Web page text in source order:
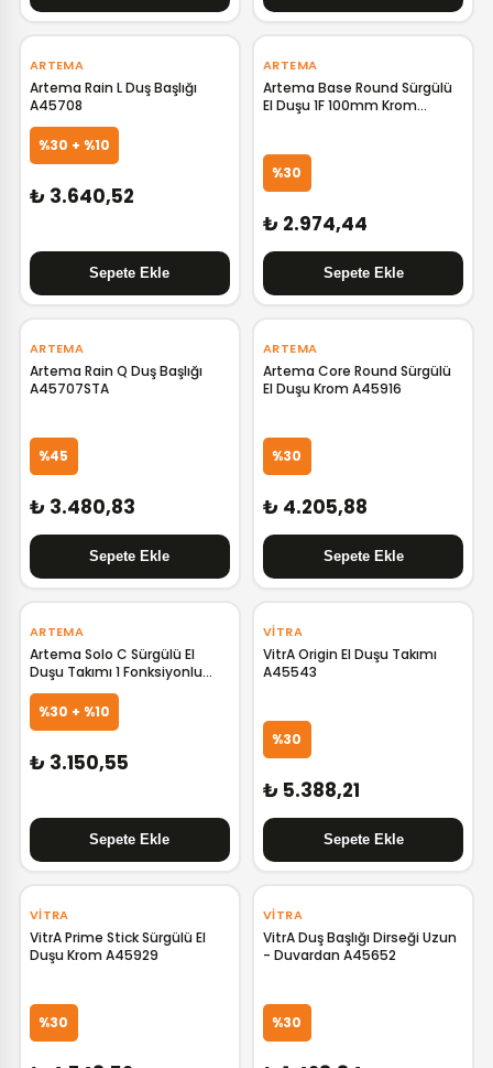
ARTEMA
Artema Rain L Duş Başlığı
A45708
%30 + %10
₺ 3.640,52
ARTEMA
Artema Base Round Sürgülü
El Duşu 1F 100mm Krom
%30
₺ 2.974,44
ARTEMA
Artema Rain Q Duş Başlığı
A45707STA
%45
₺ 3.480,83
ARTEMA
Artema Core Round Sürgülü
El Duşu Krom A45916
%30
₺ 4.205,88
ARTEMA
Artema Solo C Sürgülü El
Duşu Takımı 1 Fonksiyonlu
A45676
%30 + %10
₺ 3.150,55
VITRA
VitrA Origin El Duşu Takımı
A45543
%30
₺ 5.388,21
VITRA
VitrA Prime Stick Sürgülü El
Duşu Krom A45929
%30
VITRA
VitrA Duş Başlığı Dirseği Uzun
- Duvardan A45652
%30